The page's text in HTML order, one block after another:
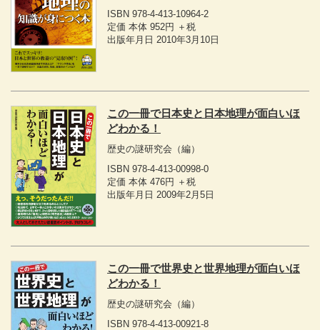
ISBN 978-4-413-10964-2
定価 本体 952円 ＋税
出版年月日 2010年3月10日
この一冊で日本史と日本地理が面白いほ
どわかる！
歴史の謎研究会 （編）
ISBN 978-4-413-00998-0
定価 本体 476円 ＋税
出版年月日 2009年2月5日
この一冊で世界史と世界地理が面白いほ
どわかる！
歴史の謎研究会 （編）
ISBN 978-4-413-00921-8